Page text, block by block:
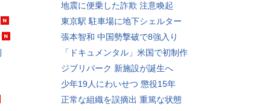
地震に便乗した詐欺 注意喚起
東京駅 駐車場に地下シェルター
張本智和 中国勢撃破で8強入り
「ドキュメンタル」米国で初制作
ジブリパーク 新施設が誕生へ
少年19人にわいせつ 懲役15年
正常な組織を誤摘出 重篤な状態